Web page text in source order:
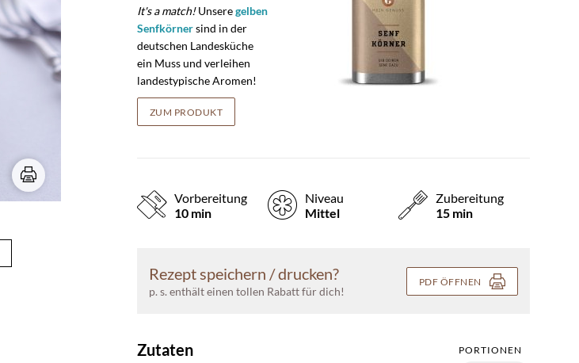
It's a match!Unseregelben
Senfkörnersind in der
deutschen Landesküche
ein Muss und verleihen
landestypische Aromen!
ZUM PRODUKT
Vorbereitung
10 min
Niveau
Mittel
Zubereitung
15 min
Rezept speichern / drucken?
p. s. enthält einen tollen Rabatt für dich!
PDF ÖFFNEN
Zutaten PORTIONEN